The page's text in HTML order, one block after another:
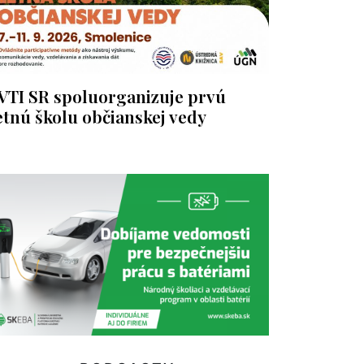
SR spoluorganizuje prvú
školu občianskej vedy